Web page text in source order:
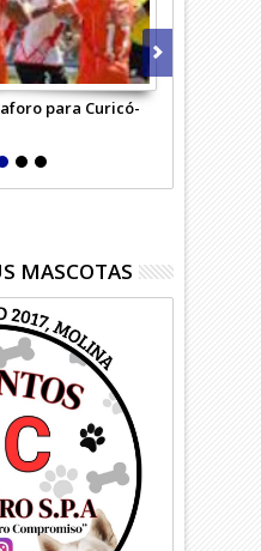
para Curicó-
MASCOTAS